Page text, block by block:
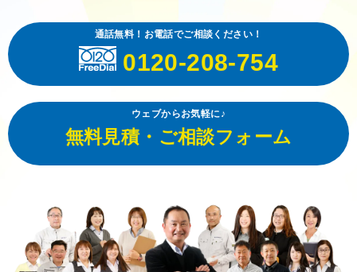
通話無料！お電話でご相談ください！
0120-208-754
ウェブからお気軽に♪
無料見積・ご相談フォーム